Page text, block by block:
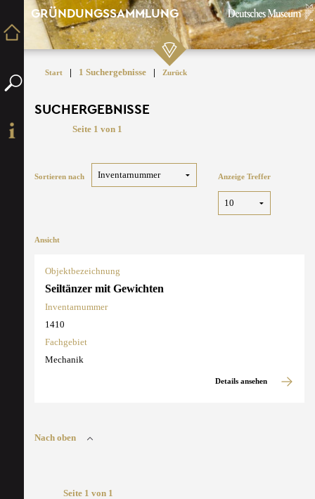
GRÜNDUNGSSAMMLUNG
Start | 1 Suchergebnisse | Zurück
SUCHERGEBNISSE
Seite 1 von 1
Sortieren nach Anzeige Treffer
Ansicht
Objektbezeichnung
Seiltänzer mit Gewichten
Inventarnummer
1410
Fachgebiet
Mechanik
Details ansehen
Nach oben
Seite 1 von 1